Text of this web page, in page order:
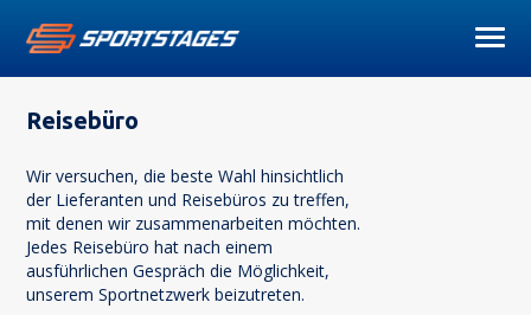
Reisebüro
Wir versuchen, die beste Wahl hinsichtlich
der Lieferanten und Reisebüros zu treffen,
mit denen wir zusammenarbeiten möchten.
Jedes Reisebüro hat nach einem
ausführlichen Gespräch die Möglichkeit,
unserem Sportnetzwerk beizutreten.